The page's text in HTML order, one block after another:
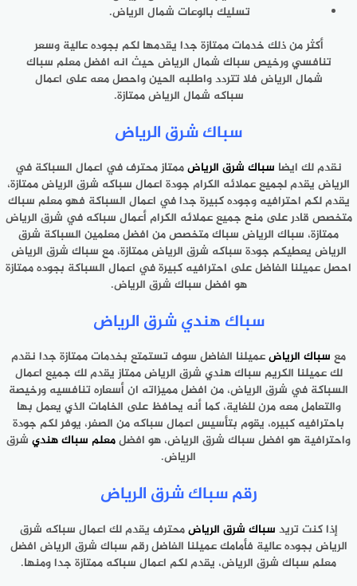
تسليك بالوعات شمال الرياض.
أكثر من ذلك خدمات ممتازة جدا يقدمها لكم بجوده عالية وسعر
تنافسي ورخيص سباك شمال الرياض حيث انه افضل معلم سباك
شمال الرياض فلا تتردد واطلبه الحين واحصل معه على اعمال
سباكه شمال الرياض ممتازة.
سباك شرق الرياض
نقدم لك ايضا سباك شرق الرياضممتاز محترف في اعمال السباكة في
الرياض يقدم لجميع عملائه الكرام جودة اعمال سباكه شرق الرياض ممتازة،
يقدم لكم احترافيه وجوده كبيرة جدا في اعمال السباكة فهو معلم سباك
متخصص قادر على منح جميع عملائه الكرام أعمال سباكه في شرق الرياض
ممتازة، سباك الرياض سباك متخصص من افضل معلمين السباكة شرق
الرياض يعطيكم جودة سباكه شرق الرياض ممتازة، مع سباك شرق الرياض
احصل عميلنا الفاضل على احترافيه كبيرة في اعمال السباكة بجوده ممتازة
هو افضل سباك شرق الرياض.
سباك هندي شرق الرياض
مع سباك الرياضعميلنا الفاضل سوف تستمتع بخدمات ممتازة جدا نقدم
لك عميلنا الكريم سباك هندي شرق الرياض ممتاز يقدم لك جميع اعمال
السباكة في شرق الرياض، من افضل مميزاته ان أسعاره تنافسيه ورخيصة
والتعامل معه مرن للغاية، كما أنه يحافظ على الخامات الذي يعمل بها
باحترافيه كبيره، يقوم بتأسيس اعمال سباكه من الصفر، يوفر لكم جودة
واحترافية هو افضل سباك شرق الرياض، هو افضلمعلم سباك هندي شرق
الرياض.
رقم سباك شرق الرياض
إذا كنت تريد سباك شرق الرياضمحترف يقدم لك اعمال سباكه شرق
الرياض بجوده عالية فأمامك عميلنا الفاضل رقم سباك شرق الرياض افضل
معلم سباك شرق الرياض، يقدم لكم اعمال سباكه ممتازة جدا ومنها.